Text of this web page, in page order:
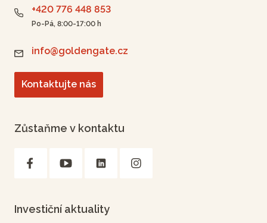
+420 776 448 853
Po-Pá, 8:00-17:00 h
info@goldengate.cz
Kontaktujte nás
Zůstaňme v kontaktu
Investiční aktuality